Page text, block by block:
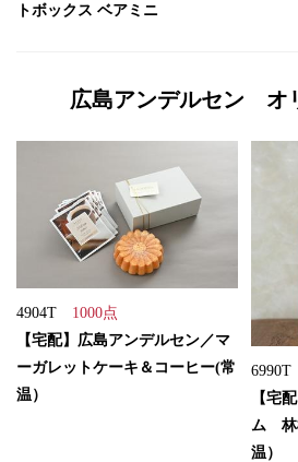
トボックス ベアミニ
広島アンデルセン オ
4904T 1000点
【宅配】広島アンデルセン／マ
ーガレットケーキ＆コーヒー(常
温）
6990T
【宅
ム 林
温）